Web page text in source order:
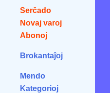
Serĉado
Novaj varoj
Abonoj
Brokantaĵoj
Mendo
Kategorioj